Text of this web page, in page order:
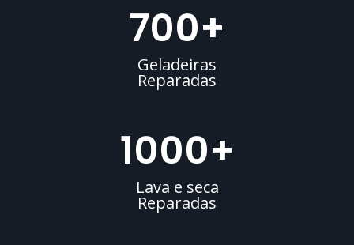
700+
Geladeiras
Reparadas
1000+
Lava e seca
Reparadas